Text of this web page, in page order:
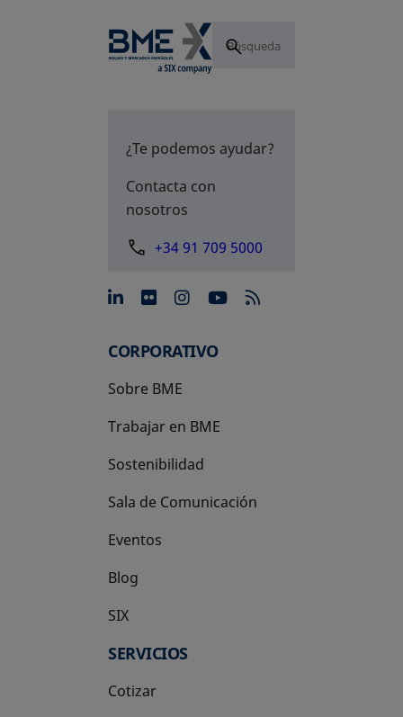
¿Te podemos ayudar?
Contacta con
nosotros
+34 91 709 5000
se abre en una pestaña
se abre en una pestaña
se abre en una
se abre en una
CORPORATIVO
Sobre BME
Trabajar en BME
Sostenibilidad
Sala de Comunicación
Eventos
Blog
SIX
se abre en una pestaña nueva
SERVICIOS
Cotizar